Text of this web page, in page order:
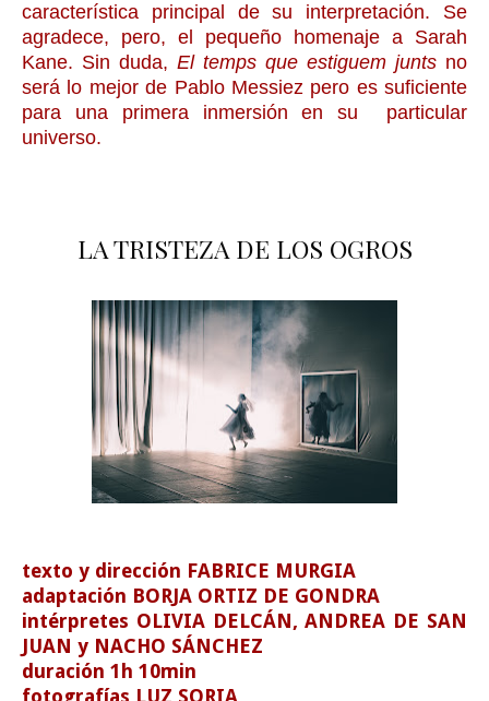
característica principal de su interpretación. Se
agradece, pero, el pequeño homenaje a Sarah
Kane. Sin duda, El temps que estiguem junts no
será lo mejor de Pablo Messiez pero es suficiente
para una primera inmersión en su particular
universo.
LA TRISTEZA DE LOS OGROS
texto y dirección FABRICE MURGIA
adaptación BORJA ORTIZ DE GONDRA
intérpretes OLIVIA DELCÁN, ANDREA DE SAN
JUAN y NACHO SÁNCHEZ
duración 1h 10min
fotografías LUZ SORIA